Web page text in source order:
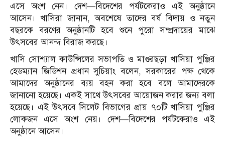
এসে অংশ নেন। দেশ—বিদেশের পর্যটকেরাও এই অনুষ্ঠানে
আসেন। খাসিরা জানান, অবশেষে তাদের বর্ষ বিদায় ও নতুন
বছরকে বরণের অনুষ্ঠানটি হবে শুনে পুরো সম্প্রদায়ের মাঝে
উৎসবের আনন্দ বিরাজ করছে।
খাসি সোশ্যাল কাউন্সিলের সভাপতি ও মাগুরছড়া খাসিয়া পুঞ্জির
হেডম্যান জিডিশন প্রধান সুচিয়াং বলেন, সরকারের পক্ষ থেকে
আমাদের অনুষ্ঠানের ব্যয় বহন করা হবে বলে আমাদেরকে
জানানো হয়েছে। একই সাথে উৎসবের আয়োজন করার জন্য বলা
হয়েছে। এই উৎসবে সিলেট বিভাগের প্রায় ৭০টি খাসিয়া পুঞ্জির
লোকজন এসে অংশ নেয়। দেশ—বিদেশের পর্যটকেরাও এই
অনুষ্ঠানে আসেন।